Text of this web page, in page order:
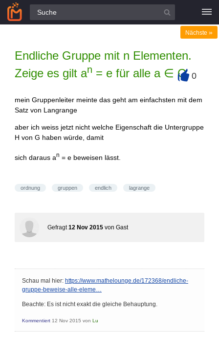
Alle Fragen
Endliche Gruppe mit n Elementen.
Zeige es gilt an = e für alle a ∈ G
Nächste »
0
mein Gruppenleiter meinte das geht am einfachsten mit dem
Satz von Langrange
aber ich weiss jetzt nicht welche Eigenschaft die Untergruppe
H von G haben würde, damit
sich daraus an = e beweisen lässt.
ordnung gruppen endlich lagrange
Gefragt 12 Nov 2015 von Gast
Schau mal hier: https://www.mathelounge.de/172368/endliche-
gruppe-beweise-alle-eleme…
Beachte: Es ist nicht exakt die gleiche Behauptung.
Kommentiert 12 Nov 2015 von Lu